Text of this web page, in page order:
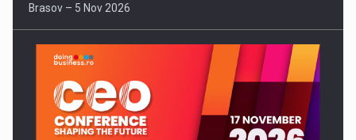
Brasov – 5 Nov 2026